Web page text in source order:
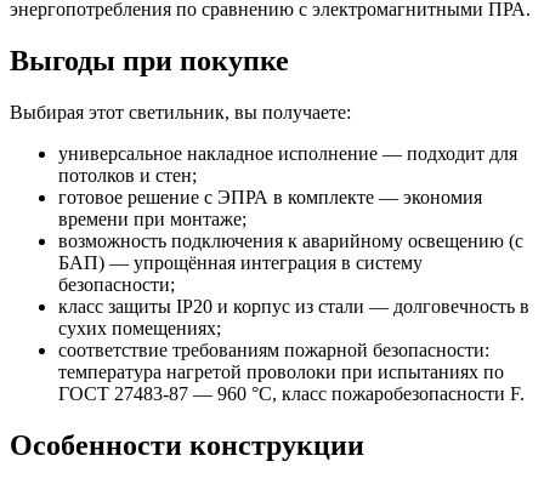
энергопотребления по сравнению с электромагнитными ПРА.
Выгоды при покупке
Выбирая этот светильник, вы получаете:
универсальное накладное исполнение — подходит для
потолков и стен;
готовое решение с ЭПРА в комплекте — экономия
времени при монтаже;
возможность подключения к аварийному освещению (с
БАП) — упрощённая интеграция в систему
безопасности;
класс защиты IP20 и корпус из стали — долговечность в
сухих помещениях;
соответствие требованиям пожарной безопасности:
температура нагретой проволоки при испытаниях по
ГОСТ 27483-87 — 960 °C, класс пожаробезопасности F.
Особенности конструкции